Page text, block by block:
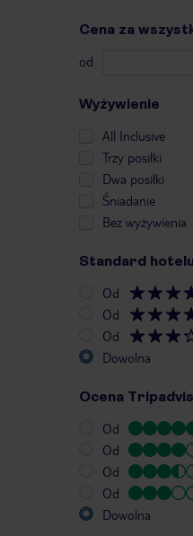
Cena za
od
Wyżywienie
All Inclusive
Trzy posiłki
Dwa posiłki
Śniadanie
Bez wyżywienia
Standard
Od
Od
Od
Dowolna
Ocena
Od
Od
Od
Od
Dowolna